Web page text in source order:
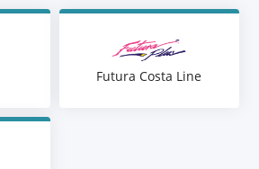
Futura Costa Line